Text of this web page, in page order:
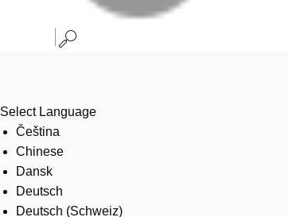
Select Language
Čeština
Chinese
Dansk
Deutsch
Deutsch (Schweiz)